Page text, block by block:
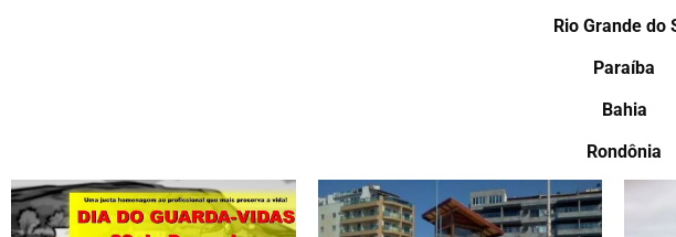
Rio Grande do
Paraíba
Bahia
Rondônia